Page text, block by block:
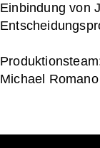
Einbindung von
Michael Romano